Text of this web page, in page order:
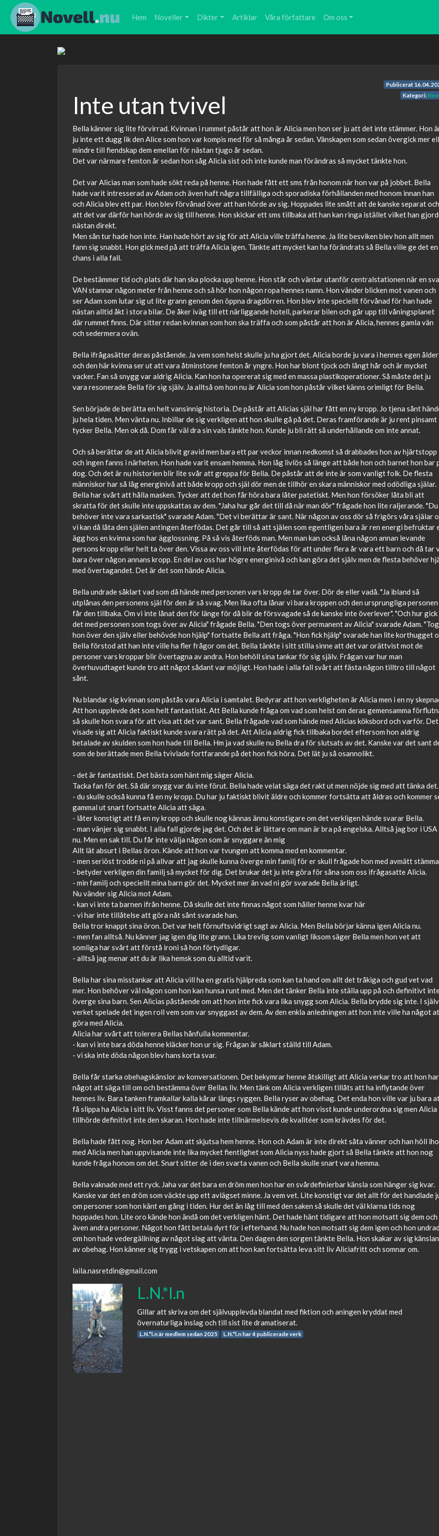
Hem Noveller Dikter Artiklar Våra författare Om oss
Publicerat
Kategori:
Inte utan tvivel
Bella känner sig lite förvirrad. Kvinnan i rummet påstår att hon är Alicia men hon ser ju att det inte stämmer. Hon
ju inte ett dugg lik den Alice som hon var kompis med för så många år sedan. Vänskapen som sedan övergick mer
mindre till fiendskap dem emellan för nästan tjugo år sedan.
Det var närmare femton år sedan hon såg Alicia sist och inte kunde man förändras så mycket tänkte hon.
Det var Alicias man som hade sökt reda på henne. Hon hade fått ett sms från honom när hon var på jobbet. Bella
hade varit intresserad av Adam och även haft några tillfälliga och sporadiska förhållanden med honom innan han
och Alicia blev ett par. Hon blev förvånad över att han hörde av sig. Hoppades lite smått att de kanske separat och
att det var därför han hörde av sig till henne. Hon skickar ett sms tillbaka att han kan ringa istället vilket han
nästan direkt.
Men sån tur hade hon inte. Han hade hört av sig för att Alicia ville träffa henne. Ja lite besviken blev hon allt men
fann sig snabbt. Hon gick med på att träffa Alicia igen. Tänkte att mycket kan ha förändrats så Bella ville ge det en
chans i alla fall.
De bestämmer tid och plats där han ska plocka upp henne. Hon står och väntar utanför centralstationen när en
VAN stannar någon meter från henne och så hör hon någon ropa hennes namn. Hon vänder blicken mot vanen och
ser Adam som lutar sig ut lite grann genom den öppna dragdörren. Hon blev inte speciellt förvånad för han hade
nästan alltid åkt i stora bilar. De åker iväg till ett närliggande hotell, parkerar bilen och går upp till våningsplanet
där rummet finns. Där sitter redan kvinnan som hon ska träffa och som påstår att hon är Alicia, hennes gamla vän
och sedermera ovän.
Bella ifrågasätter deras påstående. Ja vem som helst skulle ju ha gjort det. Alicia borde ju vara i hennes egen ålder
och den här kvinna ser ut att vara åtminstone femton år yngre. Hon har blont tjock och långt hår och är mycket
vacker. Fan så snygg var aldrig Alicia. Kan hon ha opererat sig med en massa plastikoperationer. Så måste det ju
vara resonerade Bella för sig själv. Ja alltså om hon nu är Alicia som hon påstår vilket känns orimligt för Bella.
Sen började de berätta en helt vansinnig historia. De påstår att Alicias själ har fått en ny kropp. Jo tjena sånt
ju hela tiden. Men vänta nu. Inbillar de sig verkligen att hon skulle gå på det. Deras framförande är ju rent pinsamt
tycker Bella. Men ok då. Dom får väl dra sin vals tänkte hon. Kunde ju bli rätt så underhållande om inte annat.
Och så berättar de att Alicia blivit gravid men bara ett par veckor innan nedkomst så drabbades hon av hjärtstopp
och ingen fanns i närheten. Hon hade varit ensam hemma. Hon låg livlös så länge att både hon och barnet hon bar
dog. Och det är nu historien blir lite svår att greppa för Bella. De påstår att de inte är som vanligt folk. De flesta
människor har så låg energinivå att både kropp och själ dör men de tillhör en skara människor med odödliga själar.
Bella har svårt att hålla masken. Tycker att det hon får höra bara låter patetiskt. Men hon försöker låta bli att
skratta för det skulle inte uppskattas av dem. "Jaha hur går det till då när man dör" frågade hon lite raljerande. "Du
behöver inte vara sarkastisk" svarade Adam. "Det vi berättar är sant. När någon av oss dör så frigörs våra själar
vi kan då låta den själen antingen återfödas. Det går till så att själen som egentligen bara är ren energi befruktar
ägg hos en kvinna som har ägglossning. På så vis återföds man. Men man kan också låna någon annan levande
persons kropp eller helt ta över den. Vissa av oss vill inte återfödas för att under flera år vara ett barn och då tar
bara över någon annans kropp. En del av oss har högre energinivå och kan göra det själv men de flesta behöver
med övertagandet. Det är det som hände Alicia.
Bella undrade såklart vad som då hände med personen vars kropp de tar över. Dör de eller vadå. "Ja ibland så
utplånas den personens själ för den är så svag. Men lika ofta lånar vi bara kroppen och den ursprungliga personen
får den tillbaka. Om vi inte lånat den för länge för då blir de försvagade så de kanske inte överlever". "Och hur gick
det med personen som togs över av Alicia" frågade Bella. "Den togs över permanent av Alicia" svarade Adam. "Tog
hon över den själv eller behövde hon hjälp" fortsatte Bella att fråga. "Hon fick hjälp" svarade han lite korthugget
Bella förstod att han inte ville ha fler frågor om det. Bella tänkte i sitt stilla sinne att det var orättvist mot de
personer vars kroppar blir övertagna av andra. Hon behöll sina tankar för sig själv. Frågan var hur man
överhuvudtaget kunde tro att något sådant var möjligt. Hon hade i alla fall svårt att fästa någon tilltro till något
sånt.
Nu blandar sig kvinnan som påstås vara Alicia i samtalet. Bedyrar att hon verkligheten är Alicia men i en ny
Att hon upplevde det som helt fantastiskt. Att Bella kunde fråga om vad som helst om deras gemensamma
så skulle hon svara för att visa att det var sant. Bella frågade vad som hände med Alicias köksbord och varför. Det
visade sig att Alicia faktiskt kunde svara rätt på det. Att Alicia aldrig fick tillbaka bordet eftersom hon aldrig
betalade av skulden som hon hade till Bella. Hm ja vad skulle nu Bella dra för slutsats av det. Kanske var det sant
som de berättade men Bella tvivlade fortfarande på det hon fick höra. Det lät ju så osannolikt.
- det är fantastiskt. Det bästa som hänt mig säger Alicia.
Tacka fan för det. Så där snygg var du inte förut. Bella hade velat säga det rakt ut men nöjde sig med att tänka det.
- du skulle också kunna få en ny kropp. Du har ju faktiskt blivit äldre och kommer fortsätta att åldras och kommer
gammal ut snart fortsatte Alicia att säga.
- låter konstigt att få en ny kropp och skulle nog kännas ännu konstigare om det verkligen hände svarar Bella.
- man vänjer sig snabbt. I alla fall gjorde jag det. Och det är lättare om man är bra på engelska. Alltså jag bor i USA
nu. Men en sak till. Du får inte välja någon som är snyggare än mig
Allt lät absurt i Bellas öron. Kände att hon var tvungen att komma med en kommentar.
- men seriöst trodde ni på allvar att jag skulle kunna överge min familj för er skull frågade hon med avmätt
- betyder verkligen din familj så mycket för dig. Det brukar det ju inte göra för såna som oss ifrågasatte Alicia.
- min familj och speciellt mina barn gör det. Mycket mer än vad ni gör svarade Bella ärligt.
Nu vänder sig Alicia mot Adam.
- kan vi inte ta barnen ifrån henne. Då skulle det inte finnas något som håller henne kvar här
- vi har inte tillåtelse att göra nåt sånt svarade han.
Bella tror knappt sina öron. Det var helt förnuftsvidrigt sagt av Alicia. Men Bella börjar känna igen Alicia nu.
- men fan alltså. Nu känner jag igen dig lite grann. Lika trevlig som vanligt liksom säger Bella men hon vet att
somliga har svårt att förstå ironi så hon förtydligar.
- alltså jag menar att du är lika hemsk som du alltid varit.
Bella har sina misstankar att Alicia vill ha en gratis hjälpreda som kan ta hand om allt det tråkiga och gud vet vad
mer. Hon behöver väl någon som hon kan hunsa runt med. Men det tänker Bella inte ställa upp på och definitivt
överge sina barn. Sen Alicias påstående om att hon inte fick vara lika snygg som Alicia. Bella brydde sig inte. I
verket spelade det ingen roll vem som var snyggast av dem. Av den enkla anledningen att hon inte ville ha något
göra med Alicia.
Alicia har svårt att tolerera Bellas hånfulla kommentar.
- kan vi inte bara döda henne kläcker hon ur sig. Frågan är såklart ställd till Adam.
- vi ska inte döda någon blev hans korta svar.
Bella får starka obehagskänslor av konversationen. Det bekymrar henne åtskilligt att Alicia verkar tro att hon har
något att säga till om och bestämma över Bellas liv. Men tänk om Alicia verkligen tillåts att ha inflytande över
hennes liv. Bara tanken framkallar kalla kårar längs ryggen. Bella ryser av obehag. Det enda hon ville var ju bara
få slippa ha Alicia i sitt liv. Visst fanns det personer som Bella kände att hon visst kunde underordna sig men Alicia
tillhörde definitivt inte den skaran. Hon hade inte tillnärmelsevis de kvalitéer som krävdes för det.
Bella hade fått nog. Hon ber Adam att skjutsa hem henne. Hon och Adam är inte direkt såta vänner och han höll
med Alicia men han uppvisande inte lika mycket fientlighet som Alicia nyss hade gjort så Bella tänkte att hon nog
kunde fråga honom om det. Snart sitter de i den svarta vanen och Bella skulle snart vara hemma.
Bella vaknade med ett ryck. Jaha var det bara en dröm men hon har en svårdefinierbar känsla som hänger sig kvar.
Kanske var det en dröm som väckte upp ett avlägset minne. Ja vem vet. Lite konstigt var det allt för det handlade
om personer som hon känt en gång i tiden. Hur det än låg till med den saken så skulle det väl klarna tids nog
hoppades hon. Lite oro kände hon ändå om det verkligen hänt. Det hade hänt tidigare att hon motsatt sig dem och
även andra personer. Något hon fått betala dyrt för i efterhand. Nu hade hon motsatt sig dem igen och hon
om hon hade vedergällning av något slag att vänta. Den dagen den sorgen tänkte Bella. Hon skakar av sig känslan
av obehag. Hon känner sig trygg i vetskapen om att hon kan fortsätta leva sitt liv Aliciafritt och somnar om.
laila.nasretdin@gmail.com
L.N.*l.n
Gillar att skriva om det självupplevda blandat med fiktion och aningen kryddat med
övernaturliga inslag och till sist lite dramatiserat.
L.N.*l.n är medlem sedan 2025 L.N.*l.n har 4 publicerade verk